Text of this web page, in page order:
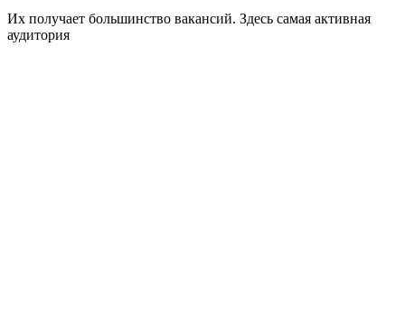
Их получает большинство вакансий. Здесь самая активная
аудитория